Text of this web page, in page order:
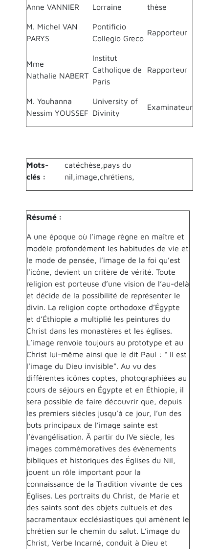
Anne VANNIER
Lorraine
thèse
M. Michel VAN
PARYS
Pontificio
Collegio Greco
Rapporteur
Mme
Nathalie NABERT
Institut
Catholique de
Paris
Rapporteur
M. Youhanna
Nessim YOUSSEF
University of
Divinity
Examinateur
Mots-
clés :
catéchèse,pays du
nil,image,chrétiens,
Résumé :
A une époque où l’image règne en maître et
modèle profondément les habitudes de vie et
le mode de pensée, l’image de la foi qu’est
l’icône, devient un critère de vérité. Toute
religion est porteuse d’une vision de l’au-delà
et décide de la possibilité de représenter le
divin. La religion copte orthodoxe d’Égypte
et d’Éthiopie a multiplié les peintures du
Christ dans les monastères et les églises.
L’image renvoie toujours au prototype et au
Christ lui-même ainsi que le dit Paul : “ Il est
l’image du Dieu invisible”. Au vu des
différentes icônes coptes, photographiées au
cours de séjours en Égypte et en Éthiopie, il
sera possible de faire découvrir que, depuis
les premiers siècles jusqu’à ce jour, l’un des
buts principaux de l’image sainte est
l’évangélisation. Ä partir du IVe siècle, les
images commémoratives des évènements
bibliques et historiques des Églises du Nil,
jouent un rôle important pour la
connaissance de la Tradition vivante de ces
Églises. Les portraits du Christ, de Marie et
des saints sont des objets cultuels et des
sacramentaux ecclésiastiques qui amènent le
chrétien sur le chemin du salut. L’image du
Christ, Verbe Incarné, conduit à Dieu et